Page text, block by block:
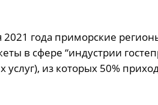
года приморские
в сфере “индустрии
из которых 50%